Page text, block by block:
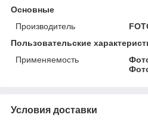
Основные
Производитель
Пользовательские
Применяемость
Условия доставки